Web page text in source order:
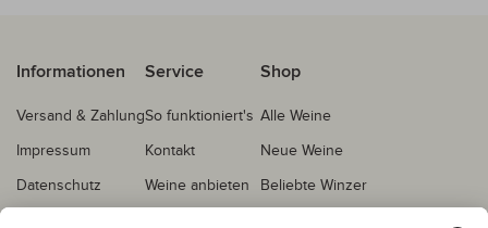
Informationen
Versand & Zahlung
Impressum
Datenschutz
Service
So funktioniert's
Kontakt
Weine anbieten
Shop
Alle Weine
Neue Weine
Beliebte Winzer